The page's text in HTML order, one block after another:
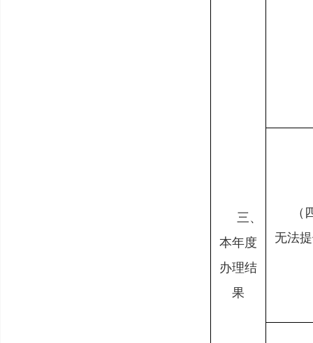
三、
本年度
办理结
果
（
无法